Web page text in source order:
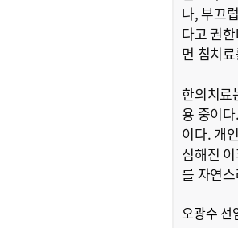
나, 부끄
다고 권
면 침치
한의치료
용 중이
이다. 개
심해진
를 자연
오광수 선